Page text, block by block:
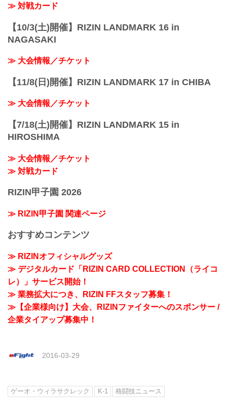
≫ 対戦カード
【10/3(土)開催】RIZIN LANDMARK 16 in
NAGASAKI
≫ 大会情報／チケット
【11/8(日)開催】RIZIN LANDMARK 17 in CHIBA
≫ 大会情報／チケット
【7/18(土)開催】RIZIN LANDMARK 15 in
HIROSHIMA
≫ 大会情報／チケット
≫ 対戦カード
RIZIN甲子園 2026
≫ RIZIN甲子園 関連ページ
おすすめコンテンツ
≫ RIZINオフィシャルグッズ
≫ デジタルカード「RIZIN CARD COLLECTION（ライコ
レ）」サービス開始！
≫ 業務拡大につき、RIZIN FFスタッフ募集！
≫【企業様向け】大会、RIZINファイターへのスポンサー /
企業タイアップ募集中！
2016-03-29
ゲーオ・ウィラサクレック K-1 格闘技ニュース